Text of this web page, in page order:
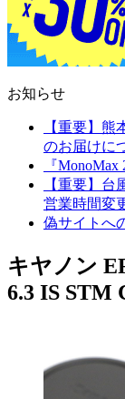
お知らせ
【重要】
のお届けに
『
【重要】
営業時間変
偽サイトへ
キヤノン
6.3 IS STM